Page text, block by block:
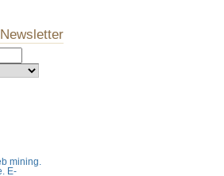
Newsletter